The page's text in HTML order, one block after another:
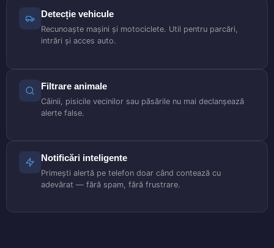
Detecție vehicule
Recunoaște mașini și motociclete. Util pentru parcări,
intrări și acces auto.
Filtrare animale
Câinii, pisicile vecinilor sau păsările nu mai declanșează
alerte false.
Notificări inteligente
Primești alertă pe telefon doar când contează cu
adevărat — fără spam, fără frustrare.